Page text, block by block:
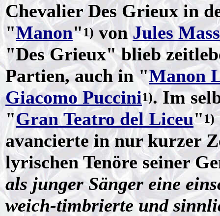
Chevalier Des Grieux in
"Manon"1)vonJules
"Des Grieux" blieb
Partien, auch in "Manon
Giacomo Puccini1). Im
"Gran Teatro del Liceu"1)
avancierte in nur kurzer
lyrischen Tenöre seiner
als junger Sänger eine
weich-timbrierte und